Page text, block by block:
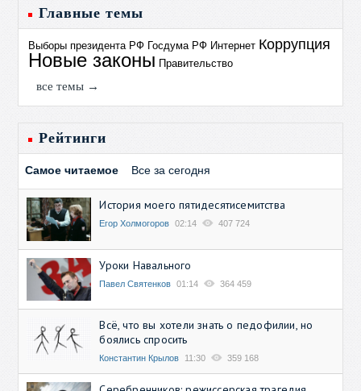
Главные темы
Выборы президента РФ Госдума РФ Интернет Коррупция
Новые законы Правительство
все темы →
Рейтинги
Самое читаемое Все за сегодня
История моего пятидесятисемитства
Егор Холмогоров 02:14 407 724
Уроки Навального
Павел Святенков 01:14 364 459
Всё, что вы хотели знать о педофилии, но
боялись спросить
Константин Крылов 11:30 359 168